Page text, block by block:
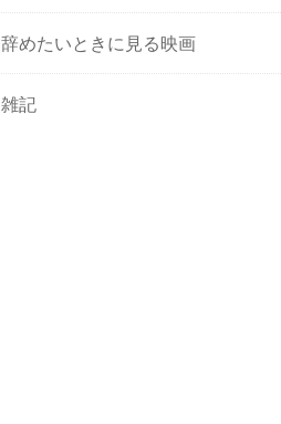
辞めたいときに見る映画
雑記